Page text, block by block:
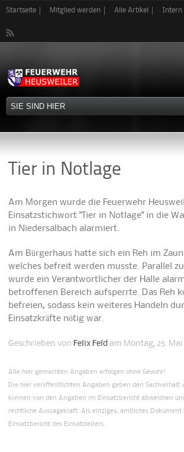
Direkt
Startseite Mitglied werden Alle Artikel Intern
Tier in Notlage
Am Morgen wurde die Feuerwehr
Einsatzstichwort "Tier in Notlage" in die
in Niedersalbach alarmiert.
Am Bürgerhaus hatte sich ein Reh im
welches befreit werden musste. Parallel
wurde ein Verantwortlicher der Halle
betroffenen Bereich aufsperrte. Das Reh
befreien, sodass kein weiteres Handeln
Einsatzkräfte nötig war.
Geschrieben von Felix Feld am Montag, 25. Mai
Alle hier gemachten Angaben erfolgen ohne Gewähr!
Die hier veröffentlichten Angaben geben den Sachverhalt
können von den Angaben im Einsatzbericht abweichen
rechtliche Aussagekraft. Als einziges, amtliches
Einsatzbericht des Einsatzleiters.